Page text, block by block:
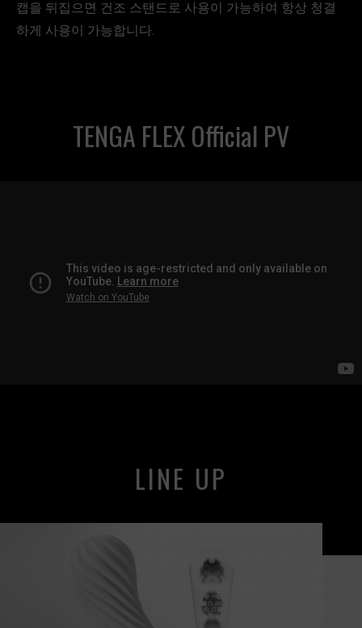
캡을 뒤집으면 건조 스탠드로 사용이 가능하여 항상 청결
하게 사용이 가능합니다.
TENGA FLEX Official PV
LINE UP